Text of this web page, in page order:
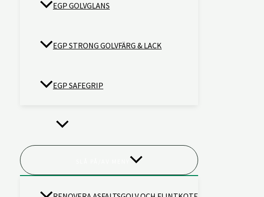
EGP GOLVGLANS
EGP STRONG GOLVFÄRG & LACK
EGP SAFEGRIP